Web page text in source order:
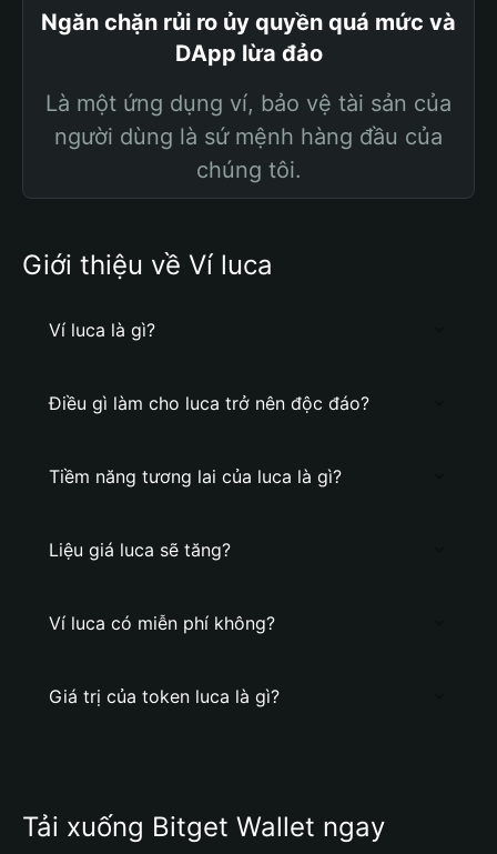
Ngăn chặn rủi ro ủy quyền quá mức và
DApp lừa đảo
Là một ứng dụng ví, bảo vệ tài sản của
người dùng là sứ mệnh hàng đầu của
chúng tôi.
Giới thiệu về Ví luca
Ví luca là gì?
Điều gì làm cho luca trở nên độc đáo?
Tiềm năng tương lai của luca là gì?
Liệu giá luca sẽ tăng?
Ví luca có miễn phí không?
Giá trị của token luca là gì?
Tải xuống Bitget Wallet ngay